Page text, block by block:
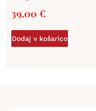
39,00 €
Dodaj v košarico